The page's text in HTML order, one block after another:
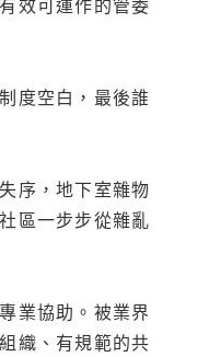
度空白，最後誰
序，地下室雜物
區一步步從雜亂
業協助。被業界
織、有規範的共